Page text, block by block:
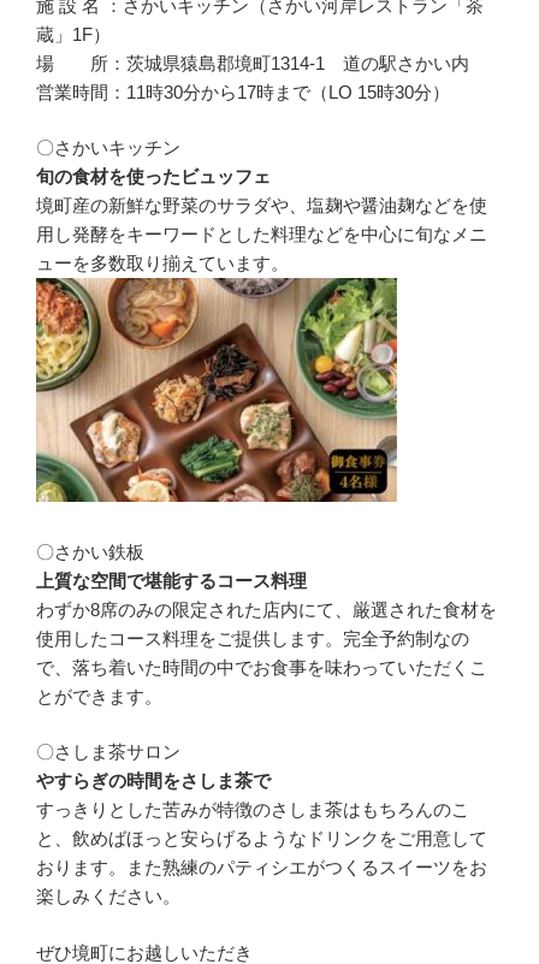
施 設 名 ：さかいキッチン（さかい河岸レストラン「茶
蔵」1F）
場 所：茨城県猿島郡境町1314-1 道の駅さかい内
営業時間：11時30分から17時まで（LO 15時30分）
〇さかいキッチン
旬の食材を使ったビュッフェ
境町産の新鮮な野菜のサラダや、塩麹や醤油麹などを使
用し発酵をキーワードとした料理などを中心に旬なメニ
ューを多数取り揃えています。
〇さかい鉄板
上質な空間で堪能するコース料理
わずか8席のみの限定された店内にて、厳選された食材を
使用したコース料理をご提供します。完全予約制なの
で、落ち着いた時間の中でお食事を味わっていただくこ
とができます。
〇さしま茶サロン
やすらぎの時間をさしま茶で
すっきりとした苦みが特徴のさしま茶はもちろんのこ
と、飲めばほっと安らげるようなドリンクをご用意して
おります。また熟練のパティシエがつくるスイーツをお
楽しみください。
ぜひ境町にお越しいただき